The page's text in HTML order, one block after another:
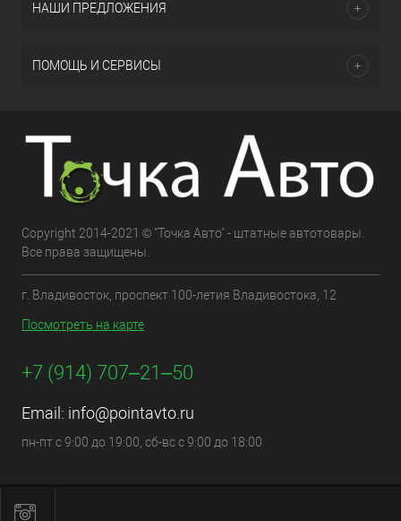
НАШИ ПРЕДЛОЖЕНИЯ
ПОМОЩЬ И СЕРВИСЫ
Copyright 2014-2021 © "Точка Авто" - штатные автотовары.
Все права защищены.
г. Владивосток, проспект 100-летия Владивостока, 12
Посмотреть на карте
+7 (914) 707‒21‒50
Email: info@pointavto.ru
пн-пт с 9:00 до 19:00, сб-вс с 9:00 до 18:00